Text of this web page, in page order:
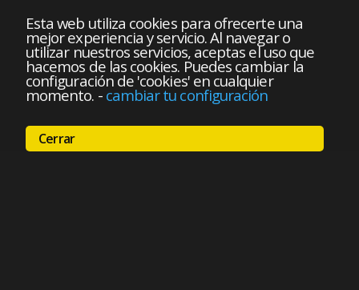
Esta web utiliza cookies para ofrecerte una
mejor experiencia y servicio. Al navegar o
utilizar nuestros servicios, aceptas el uso que
hacemos de las cookies. Puedes cambiar la
configuración de 'cookies' en cualquier
momento. - cambiar tu configuración
Cerrar